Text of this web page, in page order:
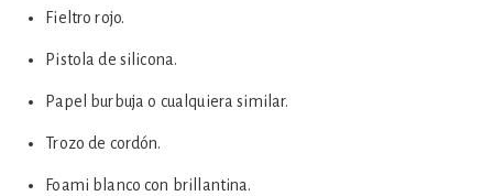
Fieltro rojo.
Pistola de silicona.
Papel burbuja o cualquiera similar.
Trozo de cordón.
Foami blanco con brillantina.